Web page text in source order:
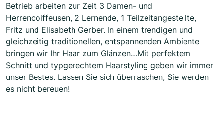
Betrieb arbeiten zur Zeit 3 Damen- und
Herrencoiffeusen, 2 Lernende, 1 Teilzeitangestellte,
Fritz und Elisabeth Gerber. In einem trendigen und
gleichzeitig traditionellen, entspannenden Ambiente
bringen wir Ihr Haar zum Glänzen…Mit perfektem
Schnitt und typgerechtem Haarstyling geben wir immer
unser Bestes. Lassen Sie sich überraschen, Sie werden
es nicht bereuen!